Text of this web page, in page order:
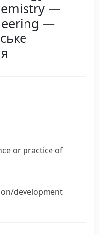
—
—
or practice of
development